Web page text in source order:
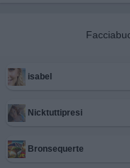
isabel
Nicktuttipresi
Bronsequerte